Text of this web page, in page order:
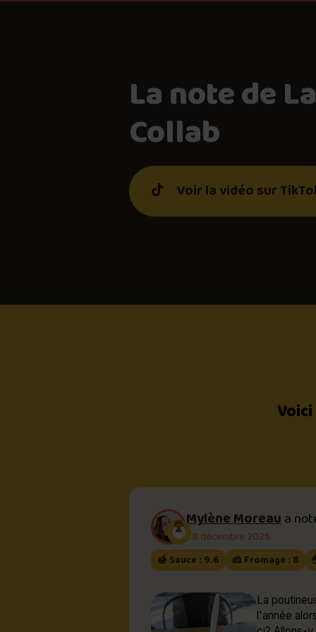
La note de La
Collab
Voir la vidéo sur
Mylène Moreaua
28 décembre 2025
🍯 Sauce : 9.6 🧀 Fromage : 8
La
l'année alors